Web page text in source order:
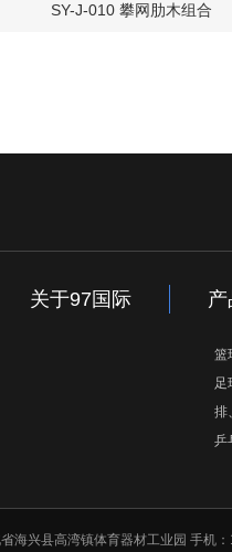
SY-J-010 攀网肋木组合
关于97国际
篮
足
排
乒
海兴县高湾镇体育器材工业园 手机